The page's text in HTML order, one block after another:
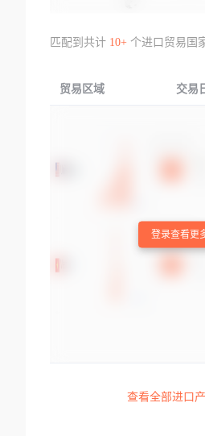
匹配到共计 10+个进口贸易国
贸易区域 交易
登录查看更
查看全部进口